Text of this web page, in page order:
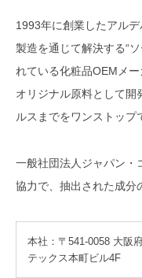
1993年に創業したアル
製造を通じて解決する“
れている化粧品OEMメ
オリジナル原料として開
ルスまでをワンストップ
一般社団法人ジャパン・
協力で、抽出された成分
本社：〒541-0058 大阪
テックス本町ビル4F